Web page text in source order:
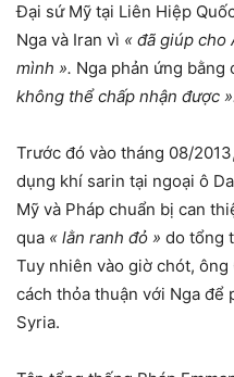
Đại sứ Mỹ tại Liên Hiệp
Nga và Iran vì « đã giúp cho
mình ». Nga phản ứng bằng
không thể chấp nhận được
Trước đó vào tháng 08/
dụng khí sarin tại ngoại ô
Mỹ và Pháp chuẩn bị can
qua « lằn ranh đỏ » do tổng
Tuy nhiên vào giờ chót,
cách thỏa thuận với Nga để
Syria.